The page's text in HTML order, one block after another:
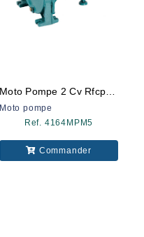
Moto pompe
Ref. 4164MPM5
Commander